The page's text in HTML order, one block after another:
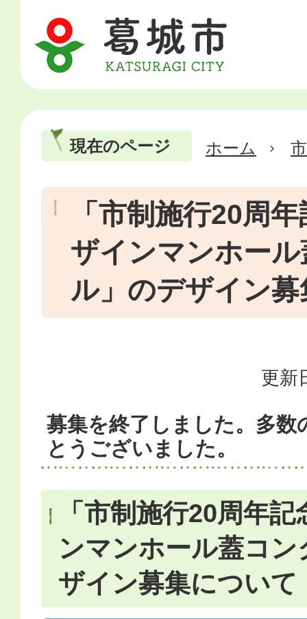
現在のページ ホーム
「市制施行20周
ザインマンホー
ル」のデザイン
更新
募集を終了しました。多数
とうございました。
「市制施行20周年
ンマンホール蓋コ
ザイン募集について